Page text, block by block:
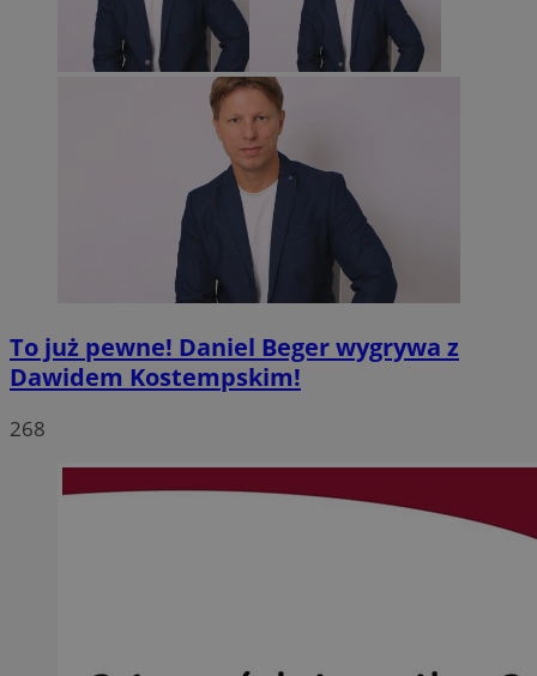
To już pewne! Daniel Beger wygrywa z
Dawidem Kostempskim!
268